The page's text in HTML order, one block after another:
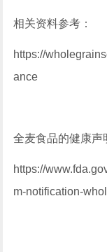
相关资料参考：
https://
ance
全麦食品的健康声
https://
m-notification-